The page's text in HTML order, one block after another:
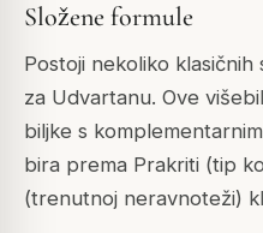
Složene formule
Postoji nekoliko
za Udvartanu. Ove
biljke s
bira prema Prakriti (tip
(trenutnoj neravnoteži)